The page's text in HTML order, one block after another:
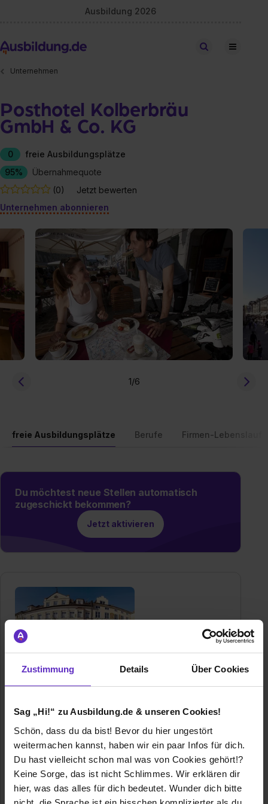
Zustimmung Details Über Cookies
Sag „Hi!“ zu Ausbildung.de & unseren Cookies!
Schön, dass du da bist! Bevor du hier ungestört
weitermachen kannst, haben wir ein paar Infos für dich.
Du hast vielleicht schon mal was von Cookies gehört!?
Keine Sorge, das ist nicht Schlimmes. Wir erklären dir
hier, was das alles für dich bedeutet. Wunder dich bitte
Ausbildung 2026
Stellen finden
Unternehmen
Posthotel Kolberbräu
GmbH & Co. KG
0
freie Ausbildungsplätze
95%
Übernahmequote
(0)
Jetzt bewerten
Unternehmen abonnieren
1/6
freie Ausbildungsplätze Berufe Firmen-Lebenslauf
Du möchtest neue Stellen automatisch
zugeschickt bekommen?
Jetzt aktivieren
83646 Bad Tölz
+491727833041
E-Mail anzeigen
Gründungsjahr 1600
Mitarbeiter 35